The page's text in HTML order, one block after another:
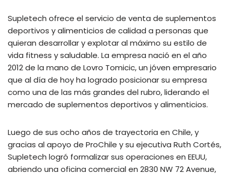
Supletech ofrece el servicio de venta de suplementos
deportivos y alimenticios de calidad a personas que
quieran desarrollar y explotar al máximo su estilo de
vida fitness y saludable. La empresa nació en el año
2012 de la mano de Lovro Tomicic, un jóven empresario
que al día de hoy ha logrado posicionar su empresa
como una de las más grandes del rubro, liderando el
mercado de suplementos deportivos y alimenticios.
Luego de sus ocho años de trayectoria en Chile, y
gracias al apoyo de ProChile y su ejecutiva Ruth Cortés,
Supletech logró formalizar sus operaciones en EEUU,
abriendo una oficina comercial en 2830 NW 72 Avenue,